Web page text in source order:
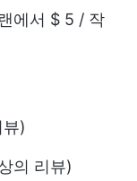
에서 $ 5 / 작
)
의 리뷰)